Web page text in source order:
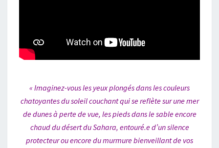
« Imaginez-vous les yeux plongés dans les couleurs
chatoyantes du soleil couchant qui se reflète sur une mer
de dunes à perte de vue, les pieds dans le sable encore
chaud du désert du Sahara, entouré.e d’un silence
protecteur ou encore du murmure bienveillant de vos